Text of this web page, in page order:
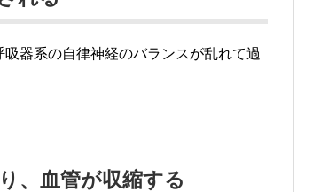
器系の自律神経のバランスが乱れて過
、血管が収縮する